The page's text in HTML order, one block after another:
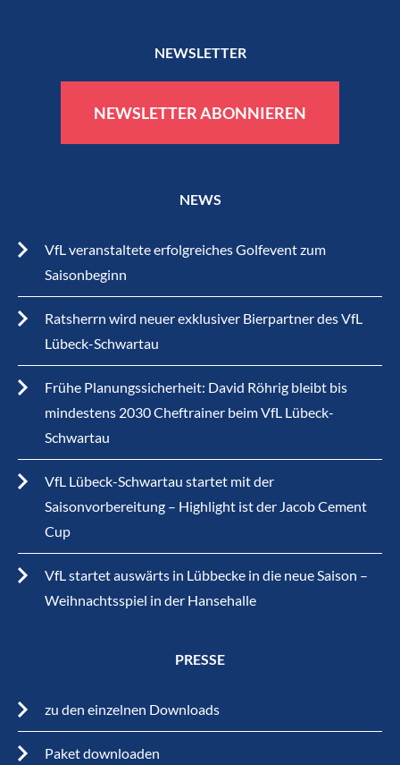
NEWSLETTER
NEWSLETTER ABONNIEREN
NEWS
VfL veranstaltete erfolgreiches Golfevent zum
Saisonbeginn
Ratsherrn wird neuer exklusiver Bierpartner des VfL
Lübeck-Schwartau
Frühe Planungssicherheit: David Röhrig bleibt bis
mindestens 2030 Cheftrainer beim VfL Lübeck-
Schwartau
VfL Lübeck-Schwartau startet mit der
Saisonvorbereitung – Highlight ist der Jacob Cement
Cup
VfL startet auswärts in Lübbecke in die neue Saison –
Weihnachtsspiel in der Hansehalle
PRESSE
zu den einzelnen Downloads
Paket downloaden